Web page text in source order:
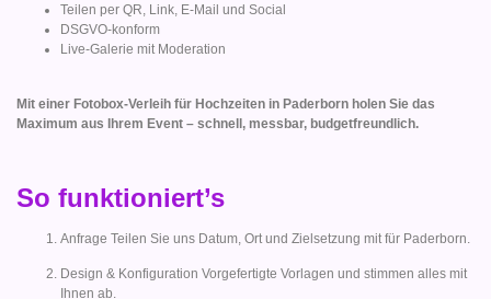
Teilen per QR, Link, E-Mail und Social
DSGVO-konform
Live-Galerie mit Moderation
Mit einer Fotobox-Verleih für Hochzeiten in Paderborn holen Sie das
Maximum aus Ihrem Event – schnell, messbar, budgetfreundlich.
So funktioniert’s
Anfrage Teilen Sie uns Datum, Ort und Zielsetzung mit für Paderborn.
Design & Konfiguration Vorgefertigte Vorlagen und stimmen alles mit
Ihnen ab.